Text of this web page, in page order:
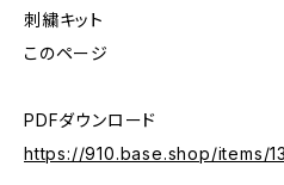
刺繍キット
このページ
PDFダウンロード
https://910.base.shop/items/